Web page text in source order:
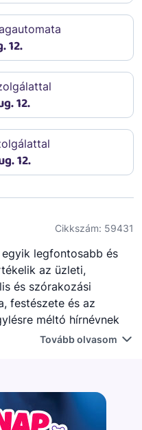
12.
12.
12.
Cikkszám: 59431
legfontosabb és
az üzleti,
és szórakozási
festészete és az
méltó hírnévnek
és felnőtteknek
jelent, szuper
Tovább olvasom